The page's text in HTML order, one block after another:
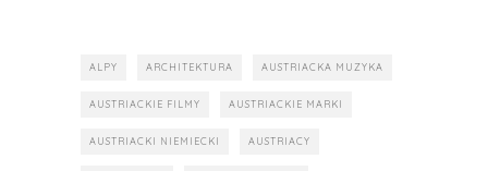
ALPY ARCHITEKTURA AUSTRIACKA MUZYKA
AUSTRIACKIE FILMY AUSTRIACKIE MARKI
AUSTRIACKI NIEMIECKI AUSTRIACY